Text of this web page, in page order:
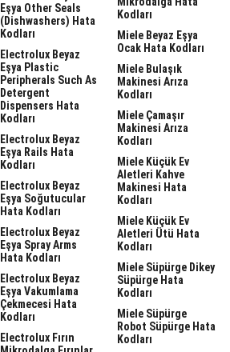
Eşya Other Seals
(dishwashers) Hata
Kodları
Electrolux Beyaz
Eşya Plastic
Peripherals Such As
Detergent
Dispensers Hata
Kodları
Electrolux Beyaz
Eşya Rails Hata
Kodları
Electrolux Beyaz
Eşya Soğutucular
Hata Kodları
Electrolux Beyaz
Eşya Spray Arms
Hata Kodları
Electrolux Beyaz
Eşya Vakumlama
Çekmecesi Hata
Kodları
Electrolux Fırın
Kodları
Miele Beyaz Eşya
Ocak Hata Kodları
Miele Bulaşık
Makinesi Arıza
Kodları
Miele Çamaşır
Makinesi Arıza
Kodları
Miele Küçük Ev
Aletleri Kahve
Makinesi Hata
Kodları
Miele Küçük Ev
Aletleri Ütü Hata
Kodları
Miele Süpürge Dikey
Süpürge Hata
Kodları
Miele Süpürge
Robot Süpürge Hata
Kodları